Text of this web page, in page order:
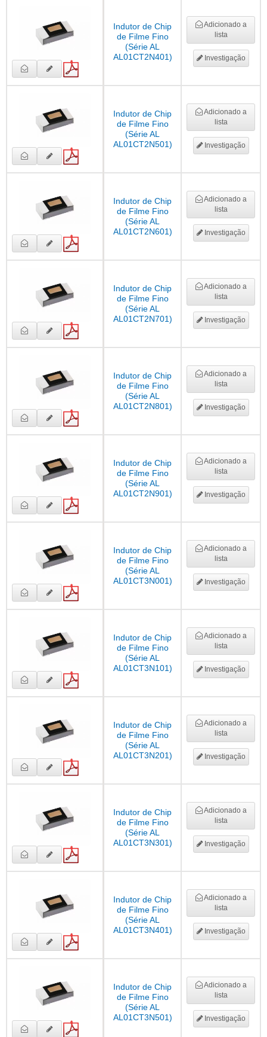
Indutor de Chip
de Filme Fino
(Série AL
AL01CT2N401)
Adicionado a
lista
Investigação
Indutor de Chip
de Filme Fino
(Série AL
AL01CT2N501)
Adicionado a
lista
Investigação
Indutor de Chip
de Filme Fino
(Série AL
AL01CT2N601)
Adicionado a
lista
Investigação
Indutor de Chip
de Filme Fino
(Série AL
AL01CT2N701)
Adicionado a
lista
Investigação
Indutor de Chip
de Filme Fino
(Série AL
AL01CT2N801)
Adicionado a
lista
Investigação
Indutor de Chip
de Filme Fino
(Série AL
AL01CT2N901)
Adicionado a
lista
Investigação
Indutor de Chip
de Filme Fino
(Série AL
AL01CT3N001)
Adicionado a
lista
Investigação
Indutor de Chip
de Filme Fino
(Série AL
AL01CT3N101)
Adicionado a
lista
Investigação
Indutor de Chip
de Filme Fino
(Série AL
AL01CT3N201)
Adicionado a
lista
Investigação
Indutor de Chip
de Filme Fino
(Série AL
AL01CT3N301)
Adicionado a
lista
Investigação
Indutor de Chip
de Filme Fino
(Série AL
AL01CT3N401)
Adicionado a
lista
Investigação
Indutor de Chip
de Filme Fino
(Série AL
AL01CT3N501)
Adicionado a
lista
Investigação